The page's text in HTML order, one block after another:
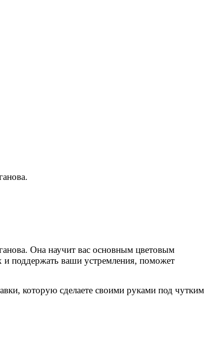
Она научит вас основным цветовым
и поддержать ваши устремления, поможет
которую сделаете своими руками под чутким